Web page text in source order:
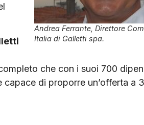
Andrea Ferrante, Direttore
Italia di Galletti spa.
che con i suoi 700
di proporre un’offerta a